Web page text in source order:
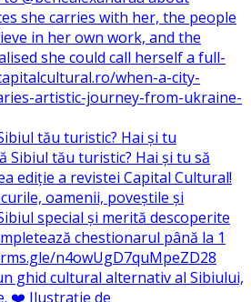
tău turistic? Hai și tu